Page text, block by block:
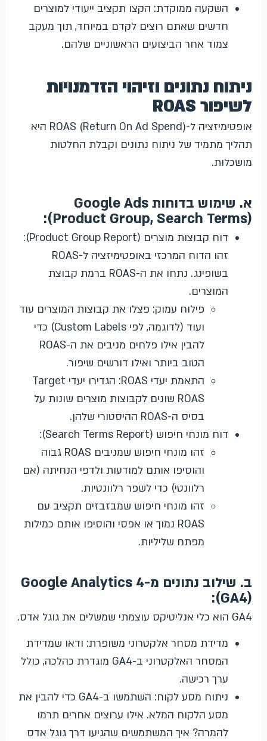
השקעה ממוקדת: הקצו תקציב ייעודי למוצרים
חדשים שאתם רוצים לקדם במיוחד, תוך מעקב
צמוד אחר הביצועים הראשוניים שלהם.
ניתוח נתונים וזיהוי הזדמנויות
לשיפור ROAS
אופטימיזציה ל-ROAS (Return On Ad Spend) היא
תהליך מתמיד של ניתוח נתונים וקבלת החלטות
מושכלות.
א. שימוש בדוחות Google Ads
(Product Group, Search Terms):
דוח קבוצות מוצרים (Product Group Report):
זהו הדוח המרכזי באופטימיזציה ל-ROAS
בשופינג. נתחו את ה-ROAS ברמת קבוצת
המוצרים.
פילוח עמוק: פצלו את קבוצות המוצרים עוד
ועוד (לדוגמה, לפי Custom Labels) כדי
להבין אילו פלחים מניבים את ה-ROAS
הטוב ביותר ואילו דורשים שיפור.
התאמת יעדי ROAS: הגדירו יעדי Target
ROAS שונים לקבוצות מוצרים שונות על
בסיס ה-ROAS ההיסטורי שלהן.
דוח מונחי חיפוש (Search Terms Report):
זהו מונחי חיפוש שמניבים ROAS גבוה
והוסיפו אותם למודעות ולדפי הנחיתה (אם
רלוונטי) כדי לשפר רלוונטיות.
זהו מונחי חיפוש שמבזבזים תקציב עם
ROAS נמוך או אפסי והוסיפו אותם כמילות
מפתח שליליות.
ב. שילוב נתונים מ-Google Analytics 4
(GA4):
GA4 הוא כלי אנליטיקס עוצמתי שמשלים את גוגל אדס.
מדידת מסחר אלקטרוני משופרת: ודאו שמדידת
המסחר האלקטרוני ב-GA4 מוגדרת כהלכה, כולל
ערך רכישה.
ניתוח מסע לקוח: השתמשו ב-GA4 כדי להבין את
מסע הלקוח המלא. אילו ערוצים אחרים תרמו
להמרה? איך המשתמשים שהגיעו דרך גוגל אדס